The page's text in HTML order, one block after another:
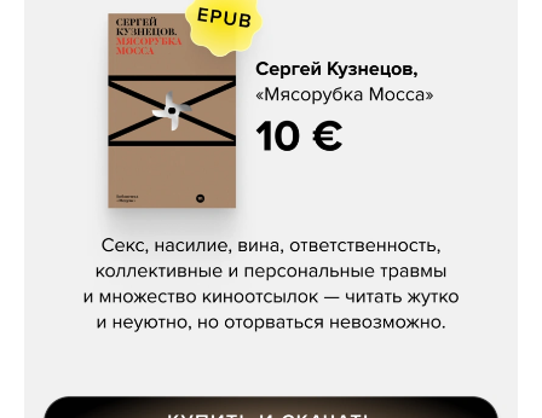
Сергей Кузнецов, «Мясорубка